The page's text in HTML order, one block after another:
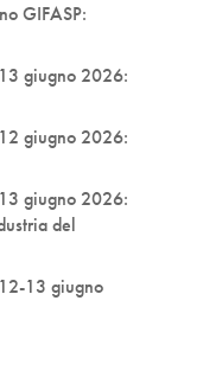
GIFASP:
giugno 2026:
giugno 2026:
giugno 2026:
del
13 giugno